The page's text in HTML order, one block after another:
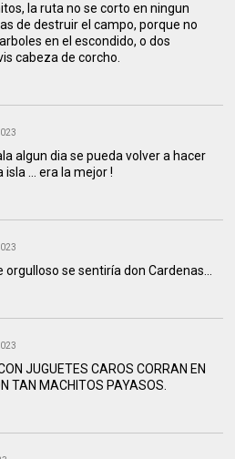
la ruta no se corto en ningun
de destruir el campo, porque no
en el escondido, o dos
cabeza de corcho.
algun dia se pueda volver a hacer
... era la mejor !
orgulloso se sentiría don Cardenas...
JUGUETES CAROS CORRAN EN
TAN MACHITOS PAYASOS.